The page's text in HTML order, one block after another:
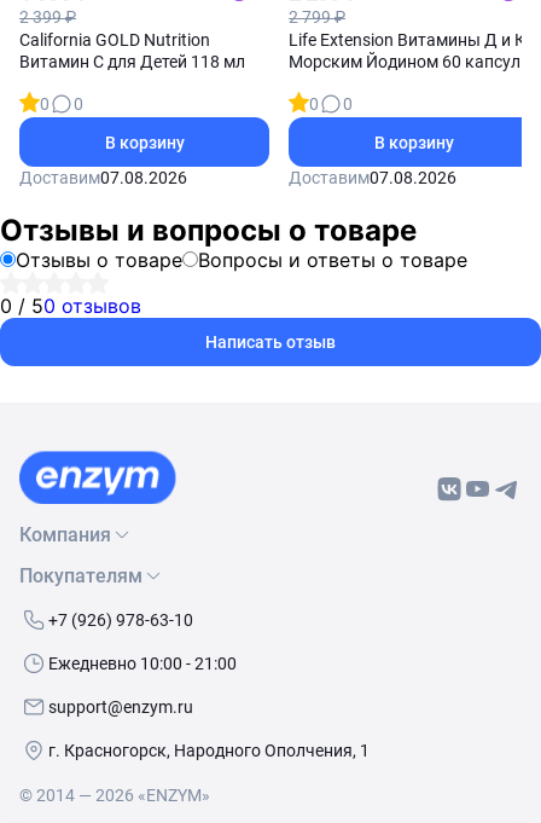
2 399 ₽
California GOLD Nutrition
Витамин С для Детей 118 мл
0
0
В корзину
Доставим07.08.2026
2 799 ₽
Life Extension Витамины Д и К с
Морским Йодином 60 капсул
0
0
В корзину
Доставим07.08.2026
Отзывы и вопросы о товаре
Отзывы о товаре
Вопросы и ответы о товаре
0 / 50 отзывов
Написать отзыв
Компания
О нас
Бренды
Контакты
Покупателям
Как сделать заказ
Условия доставки
+7 (926) 978-63-10
Ежедневно 10:00 - 21:00
support@enzym.ru
г. Красногорск, Народного Ополчения, 1
© 2014 — 2026 «ENZYM»